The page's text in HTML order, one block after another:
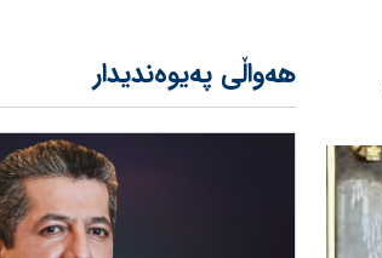
هەواڵی پەیوەندیدار